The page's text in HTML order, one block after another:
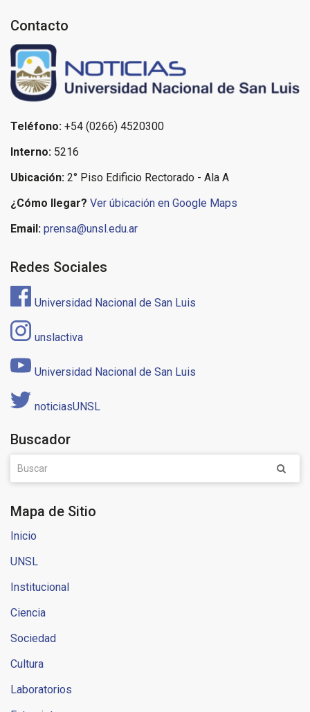
Contacto
Teléfono: +54 (0266) 4520300
Interno: 5216
Ubicación: 2° Piso Edificio Rectorado - Ala A
¿Cómo llegar? Ver úbicación en Google Maps
Email: prensa@unsl.edu.ar
Redes Sociales
Universidad Nacional de San Luis
unslactiva
Universidad Nacional de San Luis
noticiasUNSL
Buscador
Mapa de Sitio
Inicio
UNSL
Institucional
Ciencia
Sociedad
Cultura
Laboratorios